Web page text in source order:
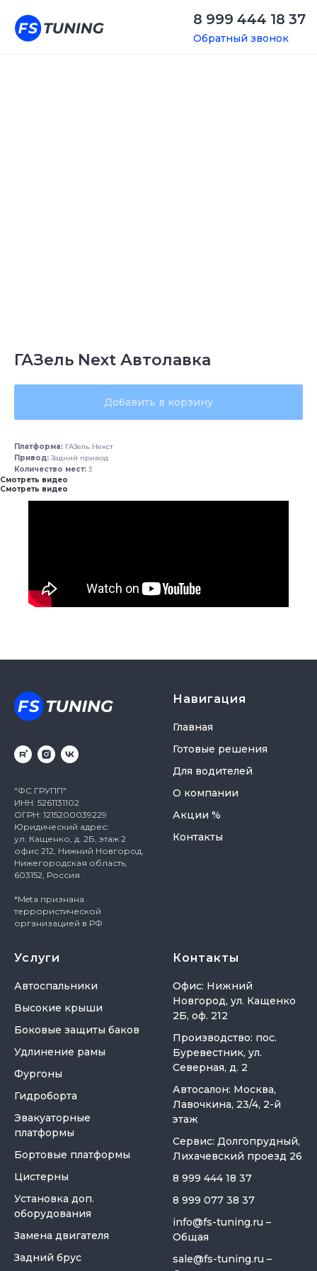
8 999 444 18 37
Обратный звонок
ГАЗель Next Автолавка
Добавить в корзину
Платформа: ГАЗель Некст
Привод: Задний привод
Количество мест: 3
Смотреть видео
Смотреть видео
"ФС ГРУПП"
ИНН: 5261131102
ОГРН: 1215200039229
Юридический адрес:
ул. Кащенко, д. 2Б, этаж 2
офис 212, Нижний Новгород,
Нижегородская область,
603152, Россия
*Meta признана
террористической
организацией в РФ
Навигация
Главная
Готовые решения
Для водителей
О компании
Акции %
Контакты
Услуги
Автоспальники
Высокие крыши
Боковые защиты баков
Удлинение рамы
Фургоны
Гидроборта
Эвакуаторные
платформы
Бортовые платформы
Цистерны
Установка доп.
оборудования
Замена двигателя
Задний брус
Контакты
Офис: Нижний
Новгород, ул. Кащенко
2Б, оф. 212
Производство: пос.
Буревестник, ул.
Северная, д. 2
Автосалон: Москва,
Лавочкина, 23/4, 2-й
этаж
Сервис: Долгопрудный,
Лихачевский проезд 26
8 999 444 18 37
8 999 077 38 37
info@fs-tuning.ru –
Общая
sale@fs-tuning.ru –